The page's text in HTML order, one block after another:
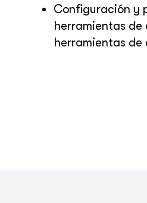
Configuración y
herramientas
herramientas